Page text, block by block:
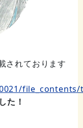
されております
た！